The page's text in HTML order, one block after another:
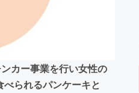
カー事業を行い女性の
られるパンケーキと